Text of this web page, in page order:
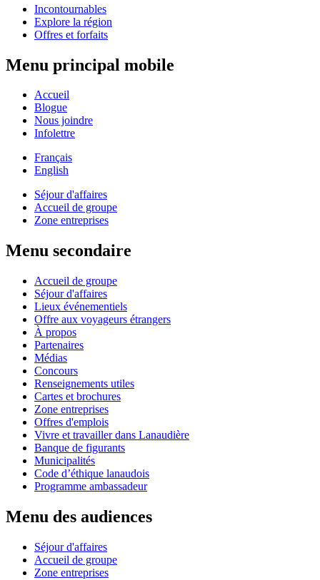
Incontournables
Explore la région
Offres et forfaits
Menu principal mobile
Accueil
Blogue
Nous joindre
Infolettre
Français
English
Séjour d'affaires
Accueil de groupe
Zone entreprises
Menu secondaire
Accueil de groupe
Séjour d'affaires
Lieux événementiels
Offre aux voyageurs étrangers
À propos
Partenaires
Médias
Concours
Renseignements utiles
Cartes et brochures
Zone entreprises
Offres d'emplois
Vivre et travailler dans Lanaudière
Banque de figurants
Municipalités
Code d’éthique lanaudois
Programme ambassadeur
Menu des audiences
Séjour d'affaires
Accueil de groupe
Zone entreprises